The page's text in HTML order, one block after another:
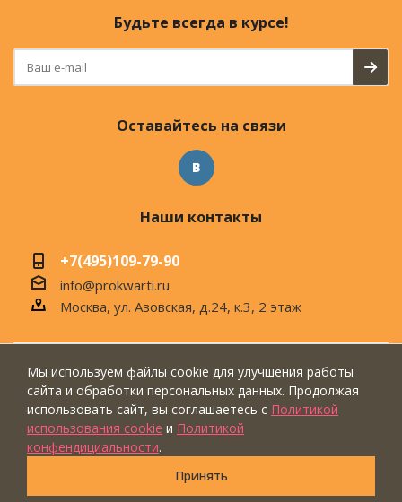
Будьте всегда в курсе!
Оставайтесь на связи
Наши контакты
+7(495)109-79-90
info@prokwarti.ru
Москва, ул. Азовская, д.24, к.3, 2 этаж
© 2026 Магазин современного интерьера
"ПроКвартиРу"
Мы используем файлы cookie для улучшения работы
сайта и обработки персональных данных. Продолжая
использовать сайт, вы соглашаетесь с Политикой
использования cookie и Политикой
конфендициальности.
Принять